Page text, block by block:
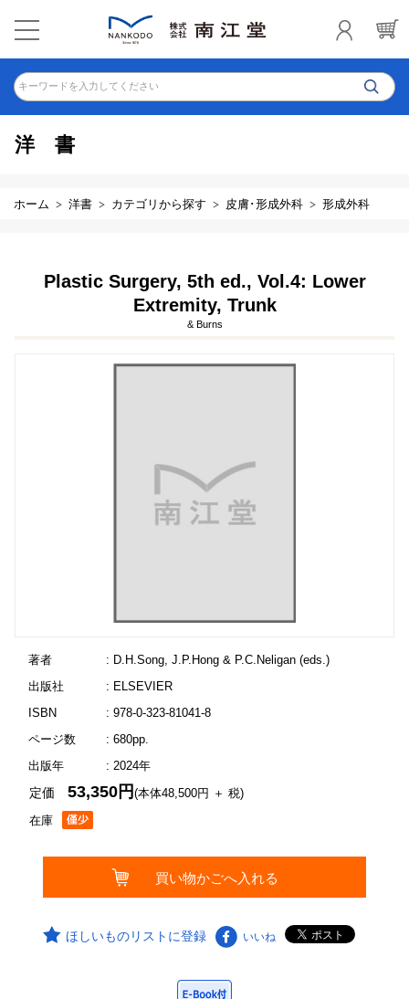
キーワードを入力してください
洋書
ホーム 洋書 カテゴリから探す 皮膚･形成外科 形成外科
Plastic Surgery, 5th ed., Vol.4: Lower
Extremity, Trunk
& Burns
著者
: D.H.Song, J.P.Hong & P.C.Neligan (eds.)
出版社
: ELSEVIER
ISBN
: 978-0-323-81041-8
ページ数
: 680pp.
出版年
: 2024年
在庫
定価53,350円(本体48,500円 ＋ 税)
ほしいものリストに登録 いいね